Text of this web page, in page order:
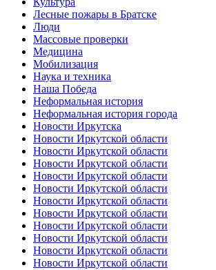
Лесные пожары в Братске
Люди
Массовые проверки
Медицина
Мобилизация
Наука и техника
Наша Победа
Неформальная история
Неформальная история города
Новости Иркутска
Новости Иркутской области
Новости Иркутской области
Новости Иркутской области
Новости Иркутской области
Новости Иркутской области
Новости Иркутской области
Новости Иркутской области
Новости Иркутской области
Новости Иркутской области
Новости Иркутской области
Новости Иркутской области